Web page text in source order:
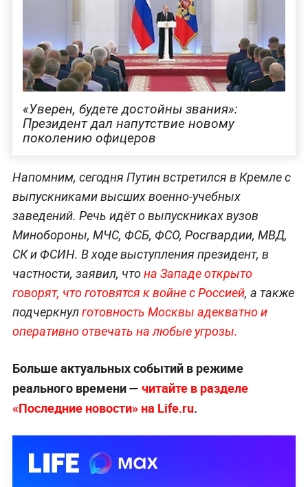
«Уверен, будете достойны звания»:
Президент дал напутствие новому
поколению офицеров
Напомним, сегодня Путин встретился в Кремле с
выпускниками высших военно-учебных
заведений. Речь идёт о выпускниках вузов
Минобороны, МЧС, ФСБ, ФСО, Росгвардии, МВД,
СК и ФСИН. В ходе выступления президент, в
частности, заявил, чтона Западе открыто
говорят, что готовятся к войне с Россией, а также
подчеркнулготовность Москвы адекватно и
оперативно отвечать на любые угрозы.
Больше актуальных событий в режиме
реального времени — читайте в разделе
«Последние новости» на Life.ru.